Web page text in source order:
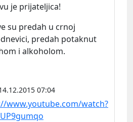
je prijateljica!
su predah u crnoj
predah potaknut
i alkoholom.
07:04
www.youtube.com/watch?